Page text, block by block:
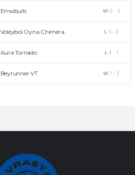
Emsibulls W 0 - 3
Voleybol Oyna Chimera L 3- 0
Aura Tornado L 3- 1
Beyrunner VT W 1 - 3